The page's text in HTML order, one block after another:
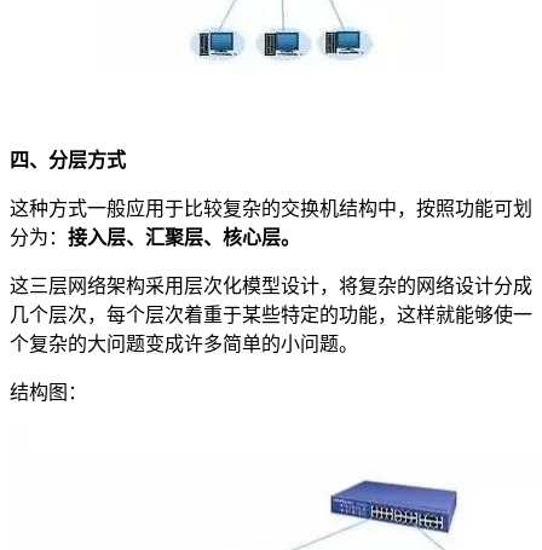
四、分层方式
这种方式一般应用于比较复杂的交换机结构中，按照功能可划
分为： 接入层、汇聚层、核心层。
这三层网络架构采用层次化模型设计，将复杂的网络设计分成
几个层次，每个层次着重于某些特定的功能，这样就能够使一
个复杂的大问题变成许多简单的小问题。
结构图：